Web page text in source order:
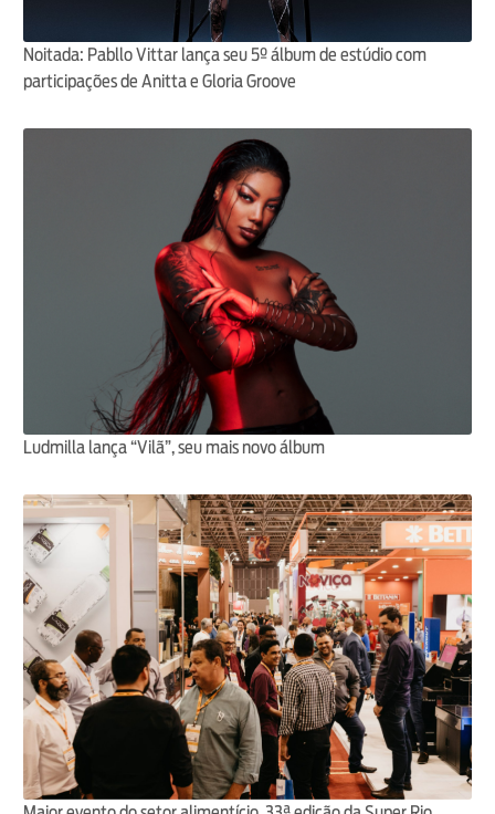
Noitada: Pabllo Vittar lança seu 5º álbum de estúdio com
participações de Anitta e Gloria Groove
Ludmilla lança “Vilã”, seu mais novo álbum